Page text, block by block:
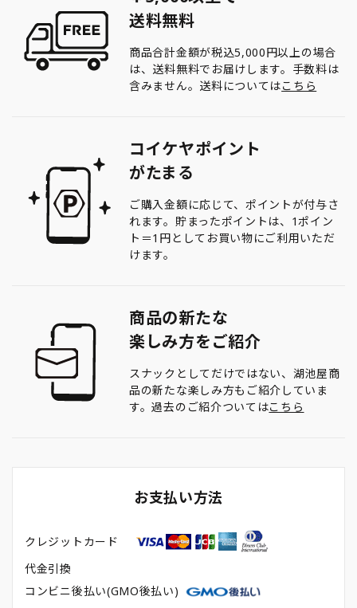
送料無料
商品合計金額が税込5,000円以上の場合
は、送料無料でお届けします。手数料は
含みません。送料についてはこちら
コイケヤポイント
がたまる
ご購入金額に応じて、ポイントが付与さ
れます。貯まったポイントは、1ポイン
ト＝1円としてお買い物にご利用いただ
けます。
商品の新たな
楽しみ方をご紹介
スナックとしてだけではない、湖池屋商
品の新たな楽しみ方もご紹介していま
す。過去のご紹介ついてはこちら
お支払い方法
クレジットカード
代金引換
コンビニ後払い(GMO後払い)